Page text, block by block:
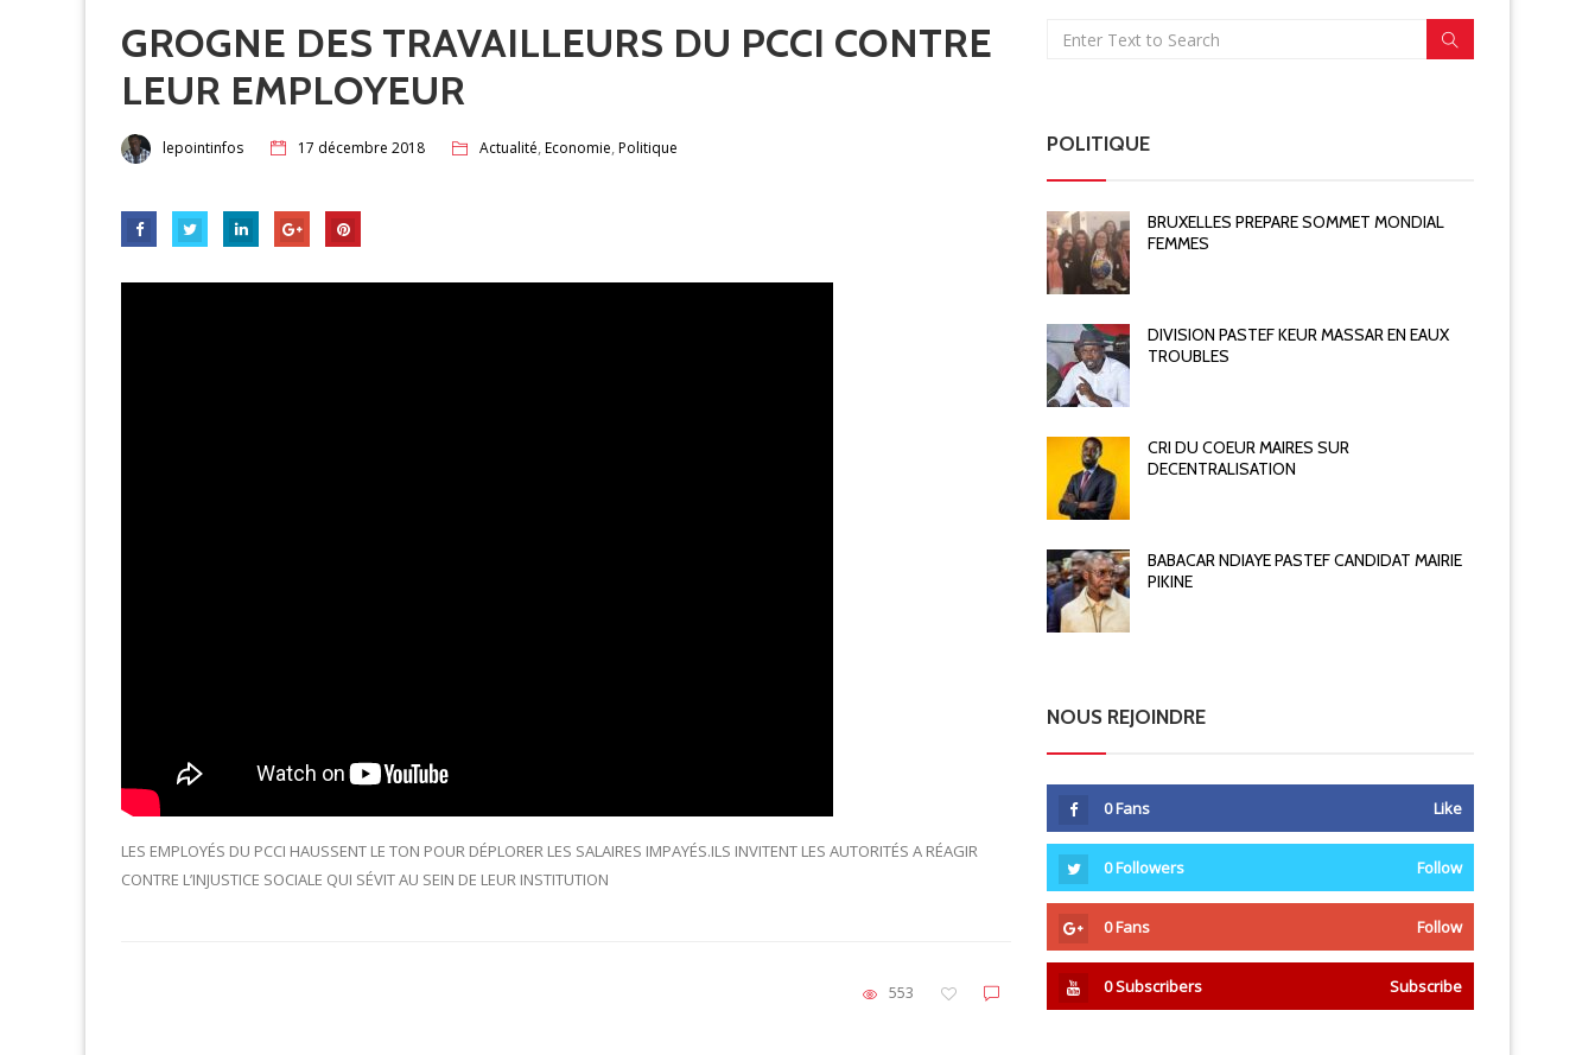
GROGNE DES TRAVAILLEURS DU PCCI CONTRE
LEUR EMPLOYEUR
lepointinfos 17 décembre 2018 Actualité,Economie,Politique
LES EMPLOYÉS DU PCCI HAUSSENT LE TON POUR DÉPLORER LES SALAIRES IMPAYÉS.ILS INVITENT LES AUTORITÉS A RÉAGIR
CONTRE L’INJUSTICE SOCIALE QUI SÉVIT AU SEIN DE LEUR INSTITUTION
553
POLITIQUE
BRUXELLES PREPARE SOMMET MONDIAL
FEMMES
DIVISION PASTEF KEUR MASSAR EN EAUX
TROUBLES
CRI DU COEUR MAIRES SUR
DECENTRALISATION
BABACAR NDIAYE PASTEF CANDIDAT MAIRIE
PIKINE
NOUS REJOINDRE
0Fans Like
0Followers Follow
0Fans Follow
0Subscribers Subscribe